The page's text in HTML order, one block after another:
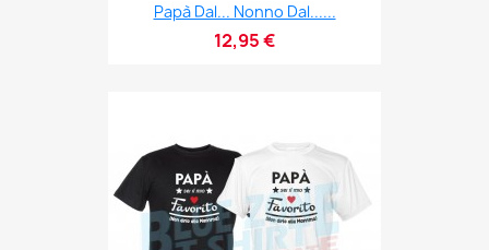
Papà Dal... Nonno Dal......
12,95 €